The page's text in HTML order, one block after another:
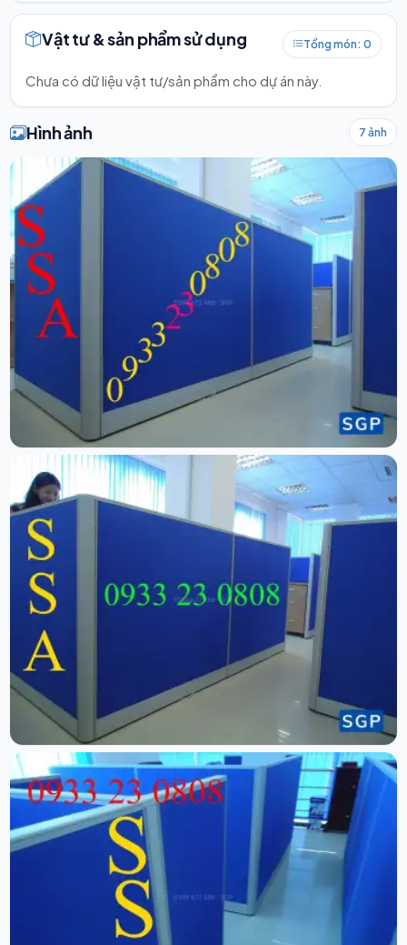
Vật tư & sản phẩm sử dụng Tổng món: 0
Chưa có dữ liệu vật tư/sản phẩm cho dự án này.
Hình ảnh 7 ảnh